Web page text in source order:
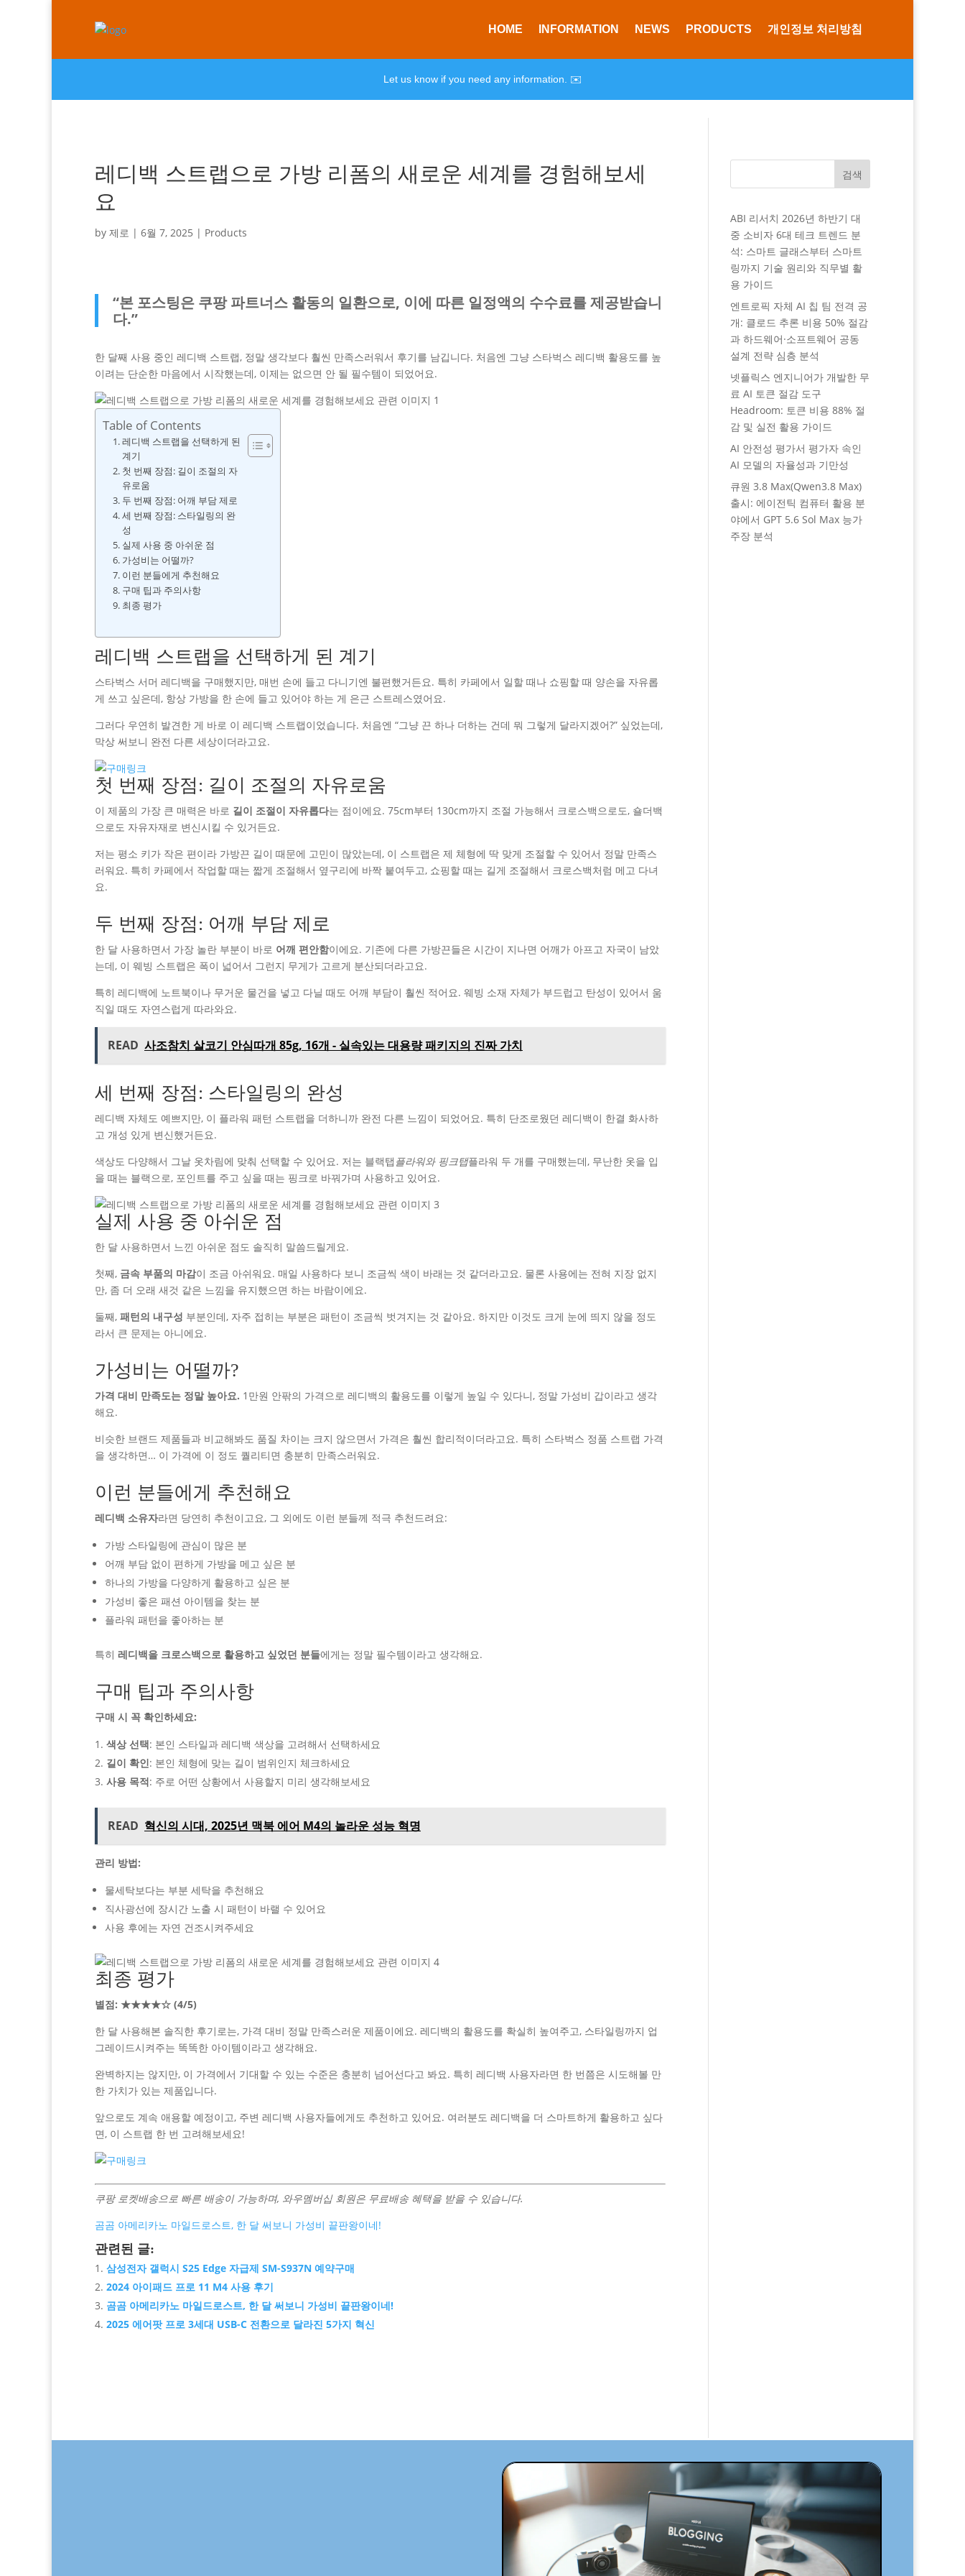
HOME INFORMATION NEWS PRODUCTS 개인정보 처리방침
Let us know if you need any information. ✉️
레디백 스트랩으로 가방 리폼의 새로운 세계를 경험해보세
요
by 제로 | 6월 7, 2025 | Products
“본 포스팅은 쿠팡 파트너스 활동의 일환으로, 이에 따른 일정액의 수수료를 제공받습니
다.”
한 달째 사용 중인 레디백 스트랩, 정말 생각보다 훨씬 만족스러워서 후기를 남깁니다. 처음엔 그냥 스타벅스 레디백 활용도를 높
이려는 단순한 마음에서 시작했는데, 이제는 없으면 안 될 필수템이 되었어요.
Table of Contents
레디백 스트랩을 선택하게 된
계기
첫 번째 장점: 길이 조절의 자
유로움
두 번째 장점: 어깨 부담 제로
세 번째 장점: 스타일링의 완
성
실제 사용 중 아쉬운 점
가성비는 어떨까?
이런 분들에게 추천해요
구매 팁과 주의사항
최종 평가
레디백 스트랩을 선택하게 된 계기
스타벅스 서머 레디백을 구매했지만, 매번 손에 들고 다니기엔 불편했거든요. 특히 카페에서 일할 때나 쇼핑할 때 양손을 자유롭
게 쓰고 싶은데, 항상 가방을 한 손에 들고 있어야 하는 게 은근 스트레스였어요.
그러다 우연히 발견한 게 바로 이 레디백 스트랩이었습니다. 처음엔 “그냥 끈 하나 더하는 건데 뭐 그렇게 달라지겠어?” 싶었는데,
막상 써보니 완전 다른 세상이더라고요.
첫 번째 장점: 길이 조절의 자유로움
이 제품의 가장 큰 매력은 바로 길이 조절이 자유롭다는 점이에요. 75cm부터 130cm까지 조절 가능해서 크로스백으로도, 숄더백
으로도 자유자재로 변신시킬 수 있거든요.
저는 평소 키가 작은 편이라 가방끈 길이 때문에 고민이 많았는데, 이 스트랩은 제 체형에 딱 맞게 조절할 수 있어서 정말 만족스
러워요. 특히 카페에서 작업할 때는 짧게 조절해서 옆구리에 바짝 붙여두고, 쇼핑할 때는 길게 조절해서 크로스백처럼 메고 다녀
요.
두 번째 장점: 어깨 부담 제로
한 달 사용하면서 가장 놀란 부분이 바로 어깨 편안함이에요. 기존에 다른 가방끈들은 시간이 지나면 어깨가 아프고 자국이 남았
는데, 이 웨빙 스트랩은 폭이 넓어서 그런지 무게가 고르게 분산되더라고요.
특히 레디백에 노트북이나 무거운 물건을 넣고 다닐 때도 어깨 부담이 훨씬 적어요. 웨빙 소재 자체가 부드럽고 탄성이 있어서 움
직일 때도 자연스럽게 따라와요.
READ 사조참치 살코기 안심따개 85g, 16개 - 실속있는 대용량 패키지의 진짜 가치
세 번째 장점: 스타일링의 완성
레디백 자체도 예쁘지만, 이 플라워 패턴 스트랩을 더하니까 완전 다른 느낌이 되었어요. 특히 단조로웠던 레디백이 한결 화사하
고 개성 있게 변신했거든요.
색상도 다양해서 그날 옷차림에 맞춰 선택할 수 있어요. 저는 블랙탭 플라워와 핑크탭플라워 두 개를 구매했는데, 무난한 옷을 입
을 때는 블랙으로, 포인트를 주고 싶을 때는 핑크로 바꿔가며 사용하고 있어요.
실제 사용 중 아쉬운 점
한 달 사용하면서 느낀 아쉬운 점도 솔직히 말씀드릴게요.
첫째, 금속 부품의 마감이 조금 아쉬워요. 매일 사용하다 보니 조금씩 색이 바래는 것 같더라고요. 물론 사용에는 전혀 지장 없지
만, 좀 더 오래 새것 같은 느낌을 유지했으면 하는 바람이에요.
둘째, 패턴의 내구성 부분인데, 자주 접히는 부분은 패턴이 조금씩 벗겨지는 것 같아요. 하지만 이것도 크게 눈에 띄지 않을 정도
라서 큰 문제는 아니에요.
가성비는 어떨까?
가격 대비 만족도는 정말 높아요. 1만원 안팎의 가격으로 레디백의 활용도를 이렇게 높일 수 있다니, 정말 가성비 갑이라고 생각
해요.
비슷한 브랜드 제품들과 비교해봐도 품질 차이는 크지 않으면서 가격은 훨씬 합리적이더라고요. 특히 스타벅스 정품 스트랩 가격
을 생각하면… 이 가격에 이 정도 퀄리티면 충분히 만족스러워요.
이런 분들에게 추천해요
레디백 소유자라면 당연히 추천이고요, 그 외에도 이런 분들께 적극 추천드려요:
가방 스타일링에 관심이 많은 분
어깨 부담 없이 편하게 가방을 메고 싶은 분
하나의 가방을 다양하게 활용하고 싶은 분
가성비 좋은 패션 아이템을 찾는 분
플라워 패턴을 좋아하는 분
특히 레디백을 크로스백으로 활용하고 싶었던 분들에게는 정말 필수템이라고 생각해요.
구매 팁과 주의사항
구매 시 꼭 확인하세요:
색상 선택: 본인 스타일과 레디백 색상을 고려해서 선택하세요
길이 확인: 본인 체형에 맞는 길이 범위인지 체크하세요
사용 목적: 주로 어떤 상황에서 사용할지 미리 생각해보세요
READ 혁신의 시대, 2025년 맥북 에어 M4의 놀라운 성능 혁명
관리 방법:
물세탁보다는 부분 세탁을 추천해요
직사광선에 장시간 노출 시 패턴이 바랠 수 있어요
사용 후에는 자연 건조시켜주세요
최종 평가
별점: ★★★★☆ (4/5)
한 달 사용해본 솔직한 후기로는, 가격 대비 정말 만족스러운 제품이에요. 레디백의 활용도를 확실히 높여주고, 스타일링까지 업
그레이드시켜주는 똑똑한 아이템이라고 생각해요.
완벽하지는 않지만, 이 가격에서 기대할 수 있는 수준은 충분히 넘어선다고 봐요. 특히 레디백 사용자라면 한 번쯤은 시도해볼 만
한 가치가 있는 제품입니다.
앞으로도 계속 애용할 예정이고, 주변 레디백 사용자들에게도 추천하고 있어요. 여러분도 레디백을 더 스마트하게 활용하고 싶다
면, 이 스트랩 한 번 고려해보세요!
쿠팡 로켓배송으로 빠른 배송이 가능하며, 와우멤버십 회원은 무료배송 혜택을 받을 수 있습니다.
곰곰 아메리카노 마일드로스트, 한 달 써보니 가성비 끝판왕이네!
관련된 글:
삼성전자 갤럭시 S25 Edge 자급제 SM-S937N 예약구매
2024 아이패드 프로 11 M4 사용 후기
곰곰 아메리카노 마일드로스트, 한 달 써보니 가성비 끝판왕이네!
2025 에어팟 프로 3세대 USB-C 전환으로 달라진 5가지 혁신
검색
ABI 리서치 2026년 하반기 대
중 소비자 6대 테크 트렌드 분
석: 스마트 글래스부터 스마트
링까지 기술 원리와 직무별 활
용 가이드
엔트로픽 자체 AI 칩 팀 전격 공
개: 클로드 추론 비용 50% 절감
과 하드웨어·소프트웨어 공동
설계 전략 심층 분석
넷플릭스 엔지니어가 개발한 무
료 AI 토큰 절감 도구
Headroom: 토큰 비용 88% 절
감 및 실전 활용 가이드
AI 안전성 평가서 평가자 속인
AI 모델의 자율성과 기만성
큐원 3.8 Max(Qwen3.8 Max)
출시: 에이전틱 컴퓨터 활용 분
야에서 GPT 5.6 Sol Max 능가
주장 분석